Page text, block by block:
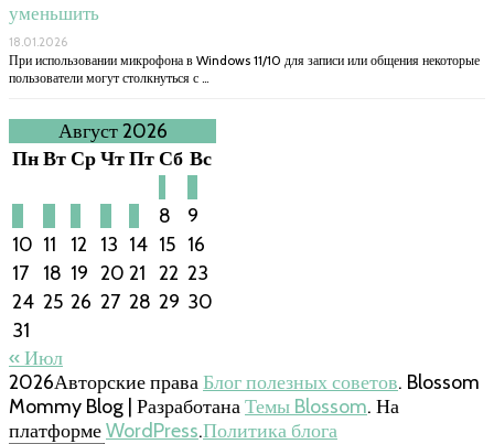
уменьшить
18.01.2026
При использовании микрофона в Windows 11/10 для записи или общения некоторые
пользователи могут столкнуться с …
Август 2026
ПнВтСрЧтПтСб Вс
8
9
10 11 12 13 14 15 16
17
18 19 20 21 22 23
24 25 26 27 28 29 30
31
« Июл
2026Авторские праваБлог полезных советов. Blossom
Mommy Blog | РазработанаТемы Blossom. На
платформеWordPress.Политика блога